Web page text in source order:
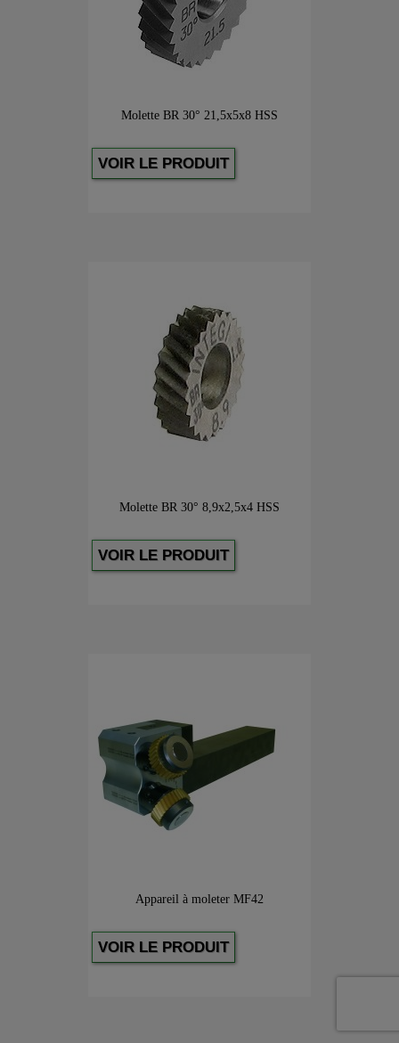
Molette BR 30° 21,5x5x8 HSS
VOIR LE PRODUIT
Molette BR 30° 8,9x2,5x4 HSS
VOIR LE PRODUIT
Appareil à moleter MF42
VOIR LE PRODUIT